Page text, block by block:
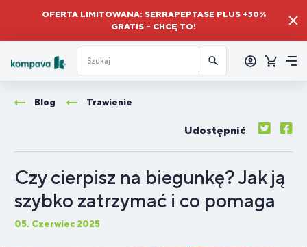
OFERTA LIMITOWANA: SERRAPEPTASE PLUS +30%
GRATIS – CHCĘ TO!
się
Koszyk
Blog Trawienie
Udostępnić
Czy cierpisz na biegunkę? Jak ją
szybko zatrzymać i co pomaga
05. Czerwiec 2025